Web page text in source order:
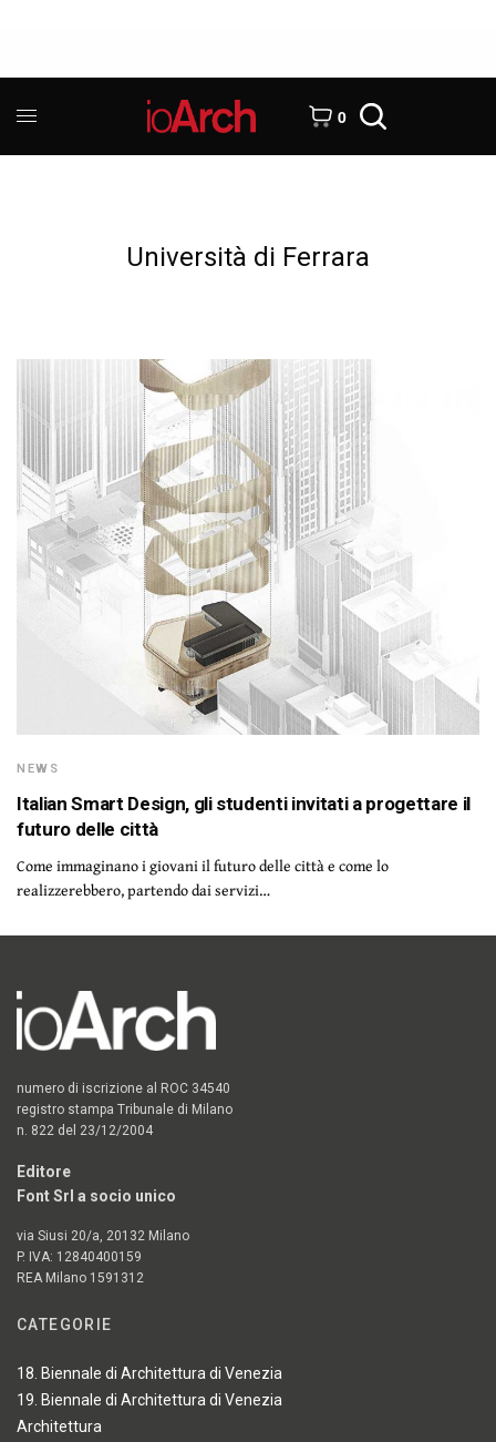
0
Università di Ferrara
NEWS
Italian Smart Design, gli studenti invitati a progettare il
futuro delle città
Come immaginano i giovani il futuro delle città e come lo
realizzerebbero, partendo dai servizi…
numero di iscrizione al ROC 34540
registro stampa Tribunale di Milano
n. 822 del 23/12/2004
Editore
Font Srl a socio unico
via Siusi 20/a, 20132 Milano
P. IVA: 12840400159
REA Milano 1591312
CATEGORIE
18. Biennale di Architettura di Venezia
19. Biennale di Architettura di Venezia
Architettura